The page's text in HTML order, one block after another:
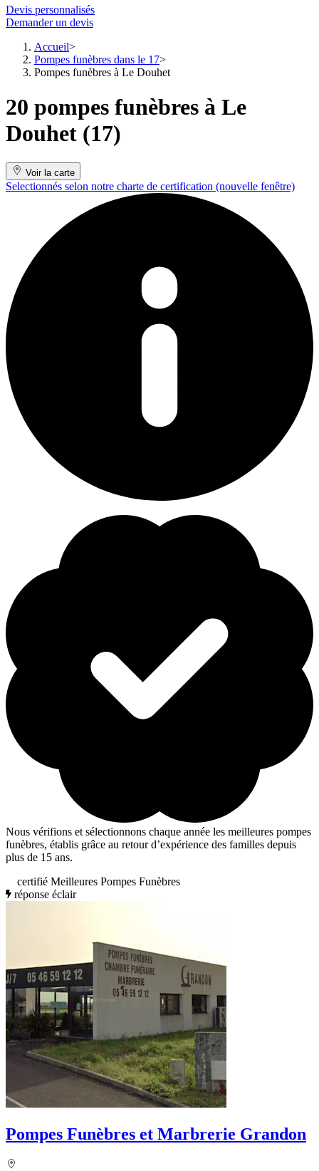
Devis personnalisés
Demander un devis
Accueil
Pompes funèbres dans le 17
Pompes funèbres à Le Douhet
20 pompes funèbres à Le
Douhet (17)
Voir la carte
Selectionnés selon notre charte de certification (nouvelle fenêtre)
Nous vérifions et sélectionnons chaque année les meilleures pompes
funèbres, établis grâce au retour d’expérience des familles depuis
plus de 15 ans.
certifié Meilleures Pompes Funèbres
réponse éclair
Pompes Funèbres et Marbrerie Grandon